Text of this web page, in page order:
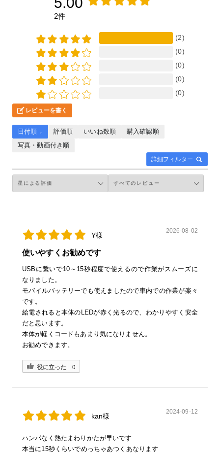
2件
(2)
(0)
(0)
(0)
(0)
レビューを書く
詳細フィルター
日付順 ↓ 評価順 いいね数順
購入確認順
写真・動画付き順
Y様
2026-08-02
使いやすくお勧めです
USBに繋いで10～15秒程度で使えるので作業がスムーズに
なりました。
モバイルバッテリーでも使えましたので車内での作業が楽々
です。
給電されると本体のLEDが赤く光るので、わかりやすく安全
だと思います。
本体が軽くコードもあまり気になりません。
お勧めできます。
役に立った 0
kan様
2024-09-12
ハンパなく熱たまわりかたが早いです
本当に15秒くらいでめっちゃあつくあなります